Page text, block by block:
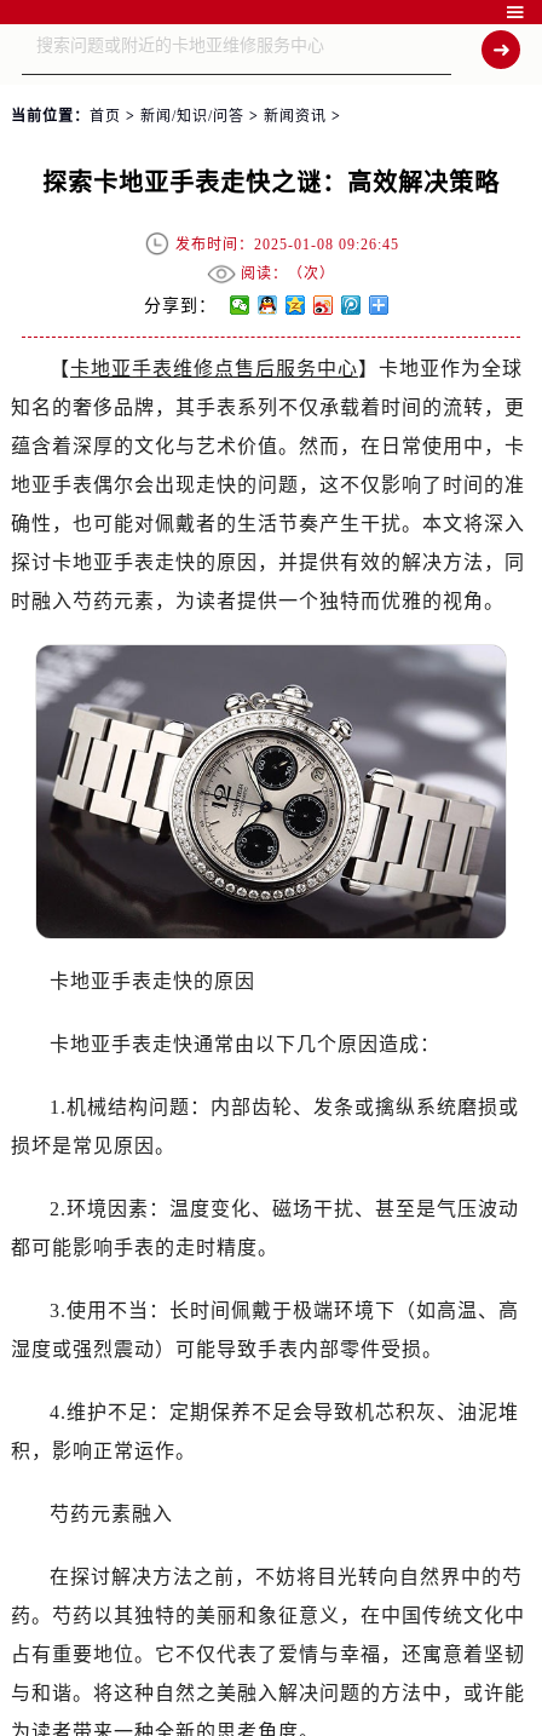

当前位置： 首页 > 新闻/知识/问答 > 新闻资讯 >
探索卡地亚手表走快之谜：高效解决策略
发布时间：2025-01-08 09:26:45
阅读：（次）
分享到：
【卡地亚手表维修点售后服务中心】卡地亚作为全球
知名的奢侈品牌，其手表系列不仅承载着时间的流转，更
蕴含着深厚的文化与艺术价值。然而，在日常使用中，卡
地亚手表偶尔会出现走快的问题，这不仅影响了时间的准
确性，也可能对佩戴者的生活节奏产生干扰。本文将深入
探讨卡地亚手表走快的原因，并提供有效的解决方法，同
时融入芍药元素，为读者提供一个独特而优雅的视角。
卡地亚手表走快的原因
卡地亚手表走快通常由以下几个原因造成：
1.机械结构问题：内部齿轮、发条或擒纵系统磨损或
损坏是常见原因。
2.环境因素：温度变化、磁场干扰、甚至是气压波动
都可能影响手表的走时精度。
3.使用不当：长时间佩戴于极端环境下（如高温、高
湿度或强烈震动）可能导致手表内部零件受损。
4.维护不足：定期保养不足会导致机芯积灰、油泥堆
积，影响正常运作。
芍药元素融入
在探讨解决方法之前，不妨将目光转向自然界中的芍
药。芍药以其独特的美丽和象征意义，在中国传统文化中
占有重要地位。它不仅代表了爱情与幸福，还寓意着坚韧
与和谐。将这种自然之美融入解决问题的方法中，或许能
为读者带来一种全新的思考角度。